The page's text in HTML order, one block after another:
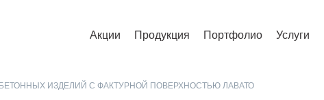
Акции Продукция Портфолио Услуги
ИЗДЕЛИЙ С ФАКТУРНОЙ ПОВЕРХНОСТЬЮ ЛАВАТО